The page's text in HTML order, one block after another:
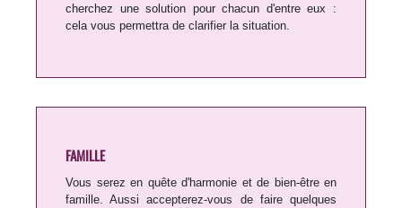
cherchez une solution pour chacun d'entre eux :
cela vous permettra de clarifier la situation.
FAMILLE
Vous serez en quête d'harmonie et de bien-être en
famille. Aussi accepterez-vous de faire quelques